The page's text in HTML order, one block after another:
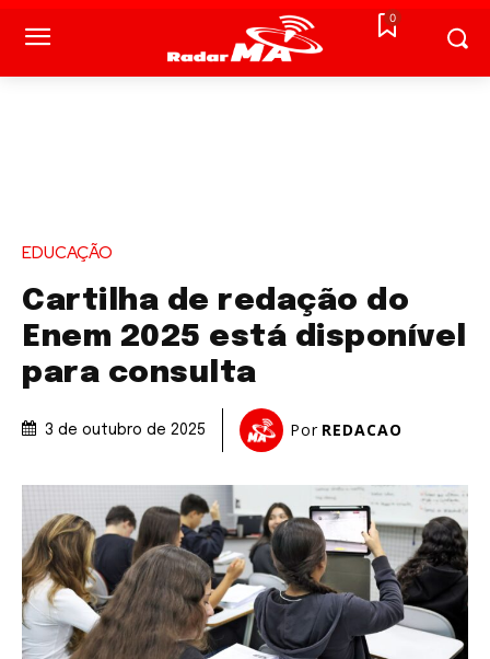
0
EDUCAÇÃO
Cartilha de redação do
Enem 2025 está disponível
para consulta
3 de outubro de 2025 Por REDACAO